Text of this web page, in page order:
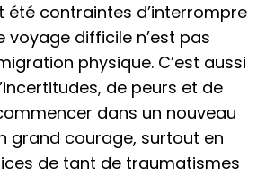
été contraintes d’interrompre
voyage difficile n’est pas
physique. C’est aussi
de peurs et de
dans un nouveau
grand courage, surtout en
de tant de traumatismes